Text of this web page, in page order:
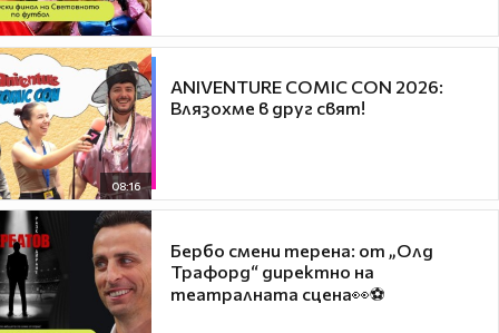
08:16
ANIVENTURE COMIC CON 2026:
Влязохме в друг свят!
Бербо смени терена: от „Олд
Трафорд“ директно на
театралната сцена👀⚽